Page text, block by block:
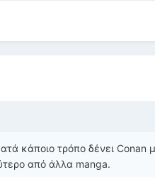
κάποιο τρόπο δένει Conan
από άλλα manga.